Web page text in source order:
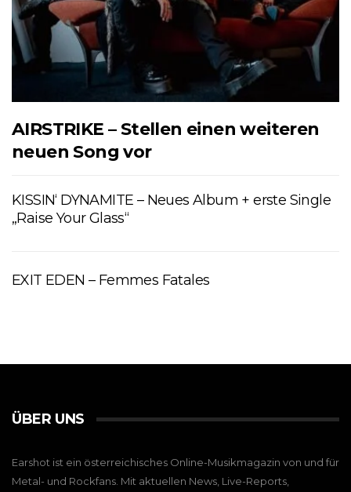
AIRSTRIKE – Stellen einen weiteren
neuen Song vor
KISSIN‘ DYNAMITE – Neues Album + erste Single
„Raise Your Glass“
EXIT EDEN – Femmes Fatales
ÜBER UNS
Earshot ist ein österreichisches Online-Musikmagazin von und für
Metal- und Rockfans. Mit aktuellen News, Live-Reports,